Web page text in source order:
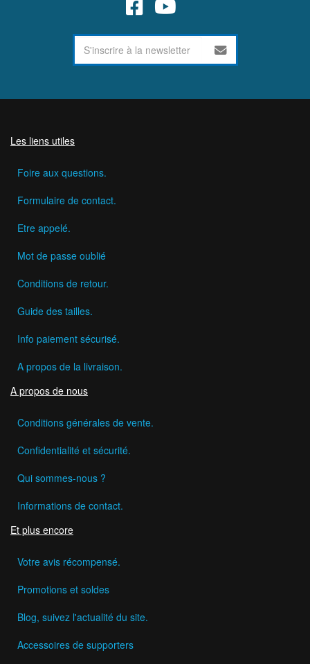
Les liens utiles
Foire aux questions.
Formulaire de contact.
Etre appelé.
Mot de passe oublié
Conditions de retour.
Guide des tailles.
Info paiement sécurisé.
A propos de la livraison.
A propos de nous
Conditions générales de vente.
Confidentialité et sécurité.
Qui sommes-nous ?
Informations de contact.
Et plus encore
Votre avis récompensé.
Promotions et soldes
Blog, suivez l'actualité du site.
Accessoires de supporters